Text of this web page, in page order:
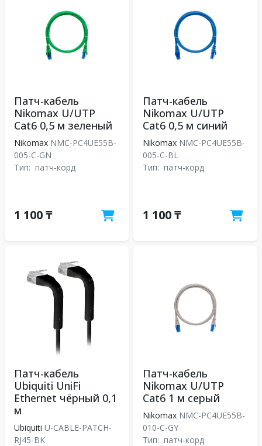
Патч-кабель
Nikomax U/UTP
Cat6 0,5 м зеленый
Nikomax NMC-PC4UE55B-
005-C-GN
Тип: патч-корд
1 100 ₸
Патч-кабель
Nikomax U/UTP
Cat6 0,5 м синий
Nikomax NMC-PC4UE55B-
005-C-BL
Тип: патч-корд
1 100 ₸
Патч-кабель
Ubiquiti UniFi
Ethernet чёрный 0,1
м
Ubiquiti U-CABLE-PATCH-
RJ45-BK
Патч-кабель
Nikomax U/UTP
Cat6 1 м серый
Nikomax NMC-PC4UE55B-
010-C-GY
Тип: патч-корд